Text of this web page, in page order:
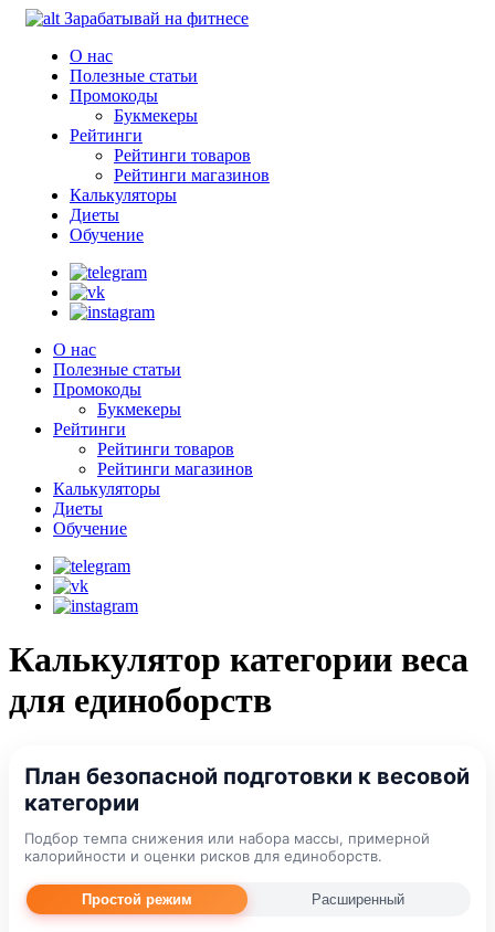
Зарабатывай на фитнесе
О нас
Полезные статьи
Промокоды
Букмекеры
Рейтинги
Рейтинги товаров
Рейтинги магазинов
Калькуляторы
Диеты
Обучение
О нас
Полезные статьи
Промокоды
Букмекеры
Рейтинги
Рейтинги товаров
Рейтинги магазинов
Калькуляторы
Диеты
Обучение
Калькулятор категории веса
для единоборств
План безопасной подготовки к весовой
категории
Подбор темпа снижения или набора массы, примерной
калорийности и оценки рисков для единоборств.
Простой режим Расширенный